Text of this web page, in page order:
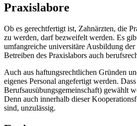
Praxislabore
Ob es gerechtfertigt ist, Zahnärzten, die
zu werden, darf bezweifelt werden. Es
umfangreiche universitäre Ausbildung
Betreiben des Praxislabors auch
Auch aus haftungsrechtlichen Gründen
eigenes Personal angefertigt werden.
Berufsausübungsgemeinschaft) gewählt
Denn auch innerhalb dieser
sind, unzulässig.